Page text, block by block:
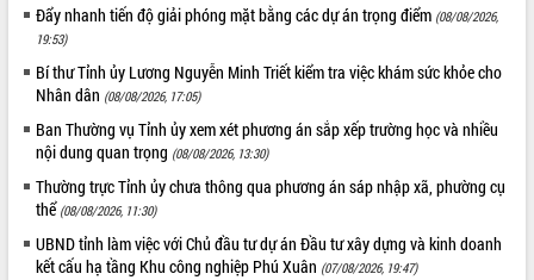
Phó Chủ tịch UBND tỉnh Đắk Lắk
Trương Công Thái kiểm tra thực địa
Dự án cao tốc Khánh Hòa - Buôn Ma
Thuột
Định vị cà phê Việt Nam như một “di
sản sống” trong dòng chảy toàn cầu
Xây dựng nông thôn mới: Nâng cao đời
sống người dân từ những mô hình thiết
thực
Quyết liệt tháo gỡ vướng mắc, đẩy
nhanh tiến độ các dự án trọng điểm
Đẩy nhanh tiến độ giải phóng mặt bằng các dự án trọng điểm (08/08/2026,
19:53)
Bí thư Tỉnh ủy Lương Nguyễn Minh Triết kiểm tra việc khám sức khỏe cho
Nhân dân (08/08/2026, 17:05)
Ban Thường vụ Tỉnh ủy xem xét phương án sắp xếp trường học và nhiều
nội dung quan trọng (08/08/2026, 13:30)
Thường trực Tỉnh ủy chưa thông qua phương án sáp nhập xã, phường cụ
thể (08/08/2026, 11:30)
UBND tỉnh làm việc với Chủ đầu tư dự án Đầu tư xây dựng và kinh doanh
kết cấu hạ tầng Khu công nghiệp Phú Xuân (07/08/2026, 19:47)